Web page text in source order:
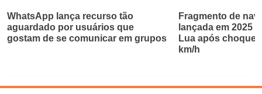
WhatsApp lança recurso tão
aguardado por usuários que
gostam de se comunicar em grupos
Fragmento de
lançada em 2025
Lua após choque
km/h